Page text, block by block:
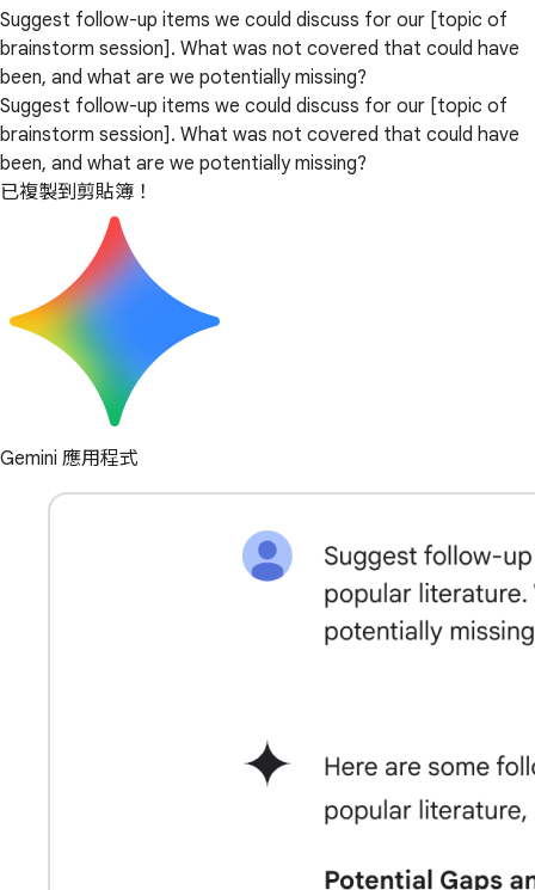
Suggest follow-up items we could discuss for our [topic of
brainstorm session]. What was not covered that could have
been, and what are we potentially missing?
Suggest follow-up items we could discuss for our [topic of
brainstorm session]. What was not covered that could have
been, and what are we potentially missing?
已複製到剪貼簿！
Gemini 應用程式